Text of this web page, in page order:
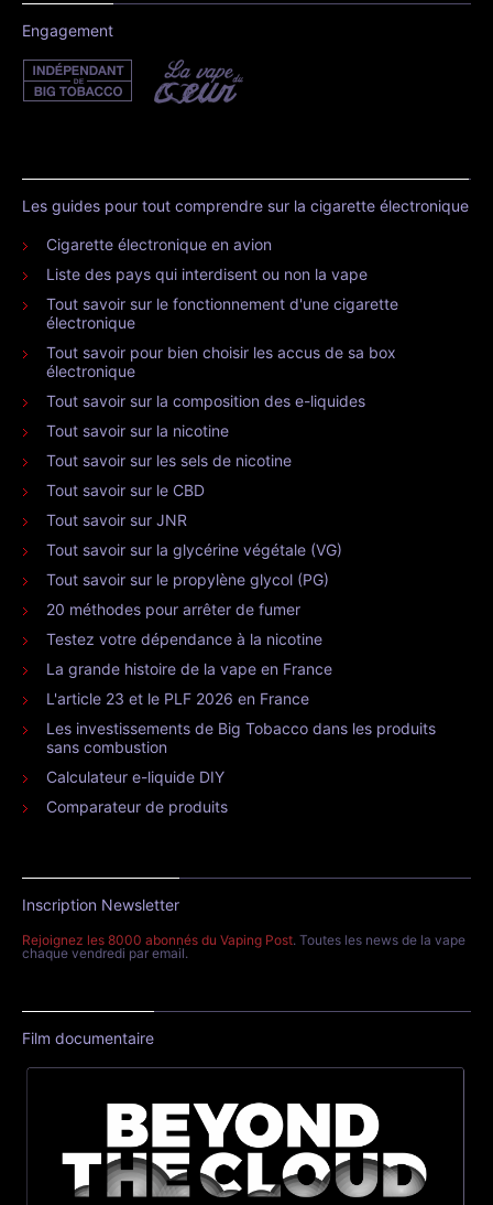
Engagement
Les guides pour tout comprendre sur la cigarette électronique
Cigarette électronique en avion
Liste des pays qui interdisent ou non la vape
Tout savoir sur le fonctionnement d'une cigarette
électronique
Tout savoir pour bien choisir les accus de sa box
électronique
Tout savoir sur la composition des e-liquides
Tout savoir sur la nicotine
Tout savoir sur les sels de nicotine
Tout savoir sur le CBD
Tout savoir sur JNR
Tout savoir sur la glycérine végétale (VG)
Tout savoir sur le propylène glycol (PG)
20 méthodes pour arrêter de fumer
Testez votre dépendance à la nicotine
La grande histoire de la vape en France
L'article 23 et le PLF 2026 en France
Les investissements de Big Tobacco dans les produits
sans combustion
Calculateur e-liquide DIY
Comparateur de produits
Inscription Newsletter
Rejoignez les 8000 abonnés du Vaping Post. Toutes les news de la vape
chaque vendredi par email.
Film documentaire